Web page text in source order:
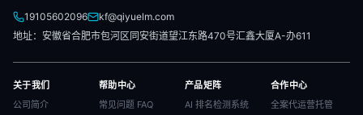
19105602096
kf@qiyuelm.com
地址：安徽省合肥市包河区同安街道望江东路470号汇鑫大厦A-办611
关于我们
公司简介
帮助中心
常见问题 FAQ
产品矩阵
AI 排名检测系统
合作中心
全案代运营托管